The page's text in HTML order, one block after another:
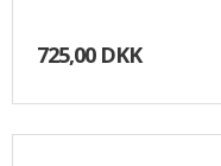
725,00 DKK